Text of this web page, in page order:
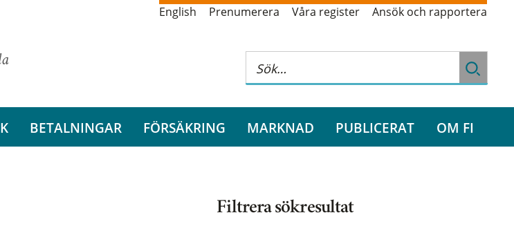
English Prenumerera Våra register Ansök och rapportera
BETALNINGAR FÖRSÄKRING MARKNAD PUBLICERAT OM FI
Filtrera sökresultat